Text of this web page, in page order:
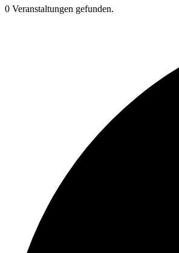
0 Veranstaltungen gefunden.